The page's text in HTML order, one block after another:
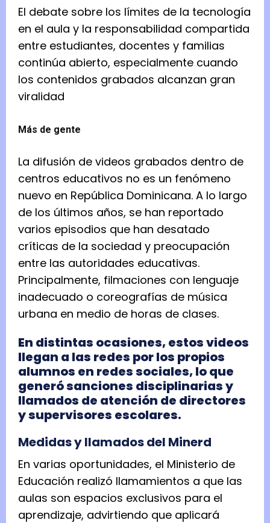
El debate sobre los límites de la tecnología
en el aula y la responsabilidad compartida
entre estudiantes, docentes y familias
continúa abierto, especialmente cuando
los contenidos grabados alcanzan gran
viralidad
Más de gente
La difusión de videos grabados dentro de
centros educativos no es un fenómeno
nuevo en República Dominicana. A lo largo
de los últimos años, se han reportado
varios episodios que han desatado
críticas de la sociedad y preocupación
entre las autoridades educativas.
Principalmente, filmaciones con lenguaje
inadecuado o coreografías de música
urbana en medio de horas de clases.
En distintas ocasiones, estos videos
llegan a las redes por los propios
alumnos en redes sociales, lo que
generó sanciones disciplinarias y
llamados de atención de directores
y supervisores escolares.
Medidas y llamados del Minerd
En varias oportunidades, el Ministerio de
Educación realizó llamamientos a que las
aulas son espacios exclusivos para el
aprendizaje, advirtiendo que aplicará